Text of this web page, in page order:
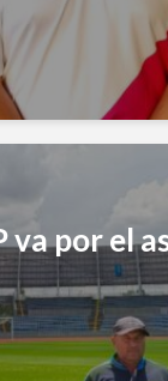
va por el